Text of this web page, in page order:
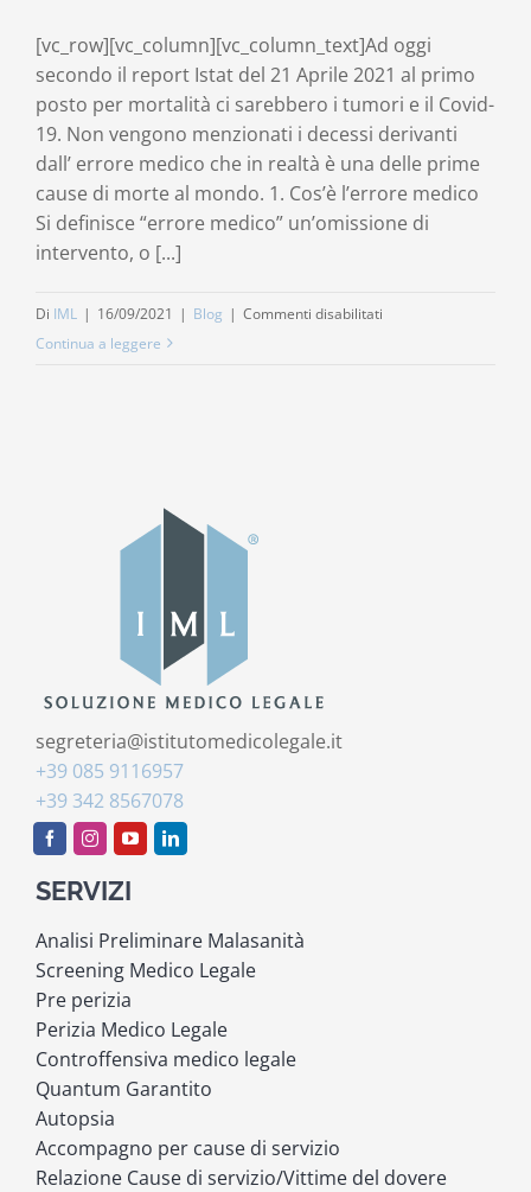
[vc_row][vc_column][vc_column_text]Ad oggi
secondo il report Istat del 21 Aprile 2021 al primo
posto per mortalità ci sarebbero i tumori e il Covid-
19. Non vengono menzionati i decessi derivanti
dall’ errore medico che in realtà è una delle prime
cause di morte al mondo. 1. Cos’è l’errore medico
Si definisce “errore medico” un’omissione di
intervento, o [...]
Di IML | 16/09/2021 | Blog | Commenti disabilitati
Continua a leggere
segreteria@istitutomedicolegale.it
+39 085 9116957
+39 342 8567078
SERVIZI
Analisi Preliminare Malasanità
Screening Medico Legale
Pre perizia
Perizia Medico Legale
Controffensiva medico legale
Quantum Garantito
Autopsia
Accompagno per cause di servizio
Relazione Cause di servizio/Vittime del dovere